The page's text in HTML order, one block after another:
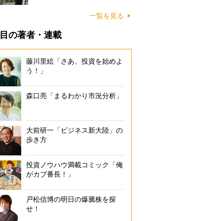
一覧を見る
の著者・連載
藤川里絵「さあ、投資を始めよ
う！」
森口亮「まるわかり市況分析」
大前研一「ビジネス新大陸」の
歩き方
投資ノウハウ満載コミック「俺
がカブ番長！」
戸松信博の明日の爆騰株を探
せ！